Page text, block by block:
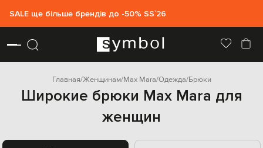
SALE ще більше брендів до -50% SS`26
Главная Женщинам Max Mara Одежда Брюки
Широкие брюки Max Mara для
женщин